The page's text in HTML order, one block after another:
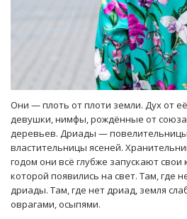
Они — плоть от плоти земли. Дух от
девушки, нимфы, рождённые от
деревьев. Дриады —
властительницы ясеней.
годом они всё глубже запускают свои
которой появились на свет. Там, где
дриады. Там, где нет дриад, земля
оврагами, осыпями.